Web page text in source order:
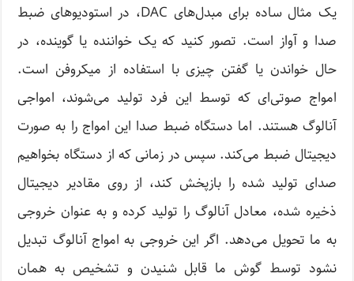
یک مثال ساده برای مبدل‌های DAC، در استودیوهای ضبط
صدا و آواز است. تصور کنید که یک خواننده یا گوینده، در
حال خواندن یا گفتن چیزی با استفاده از میکروفن است.
امواج صوتی‌ای که توسط این فرد تولید می‌شوند، امواجی
آنالوگ هستند. اما دستگاه ضبط صدا این امواج را به صورت
دیجیتال ضبط می‌کند. سپس در زمانی که از دستگاه بخواهیم
صدای تولید شده را بازپخش کند، از روی مقادیر دیجیتال
ذخیره شده، معادل آنالوگ را تولید کرده و به عنوان خروجی
به ما تحویل می‌دهد. اگر این خروجی به امواج آنالوگ تبدیل
نشود توسط گوش ما قابل شنیدن و تشخیص به همان